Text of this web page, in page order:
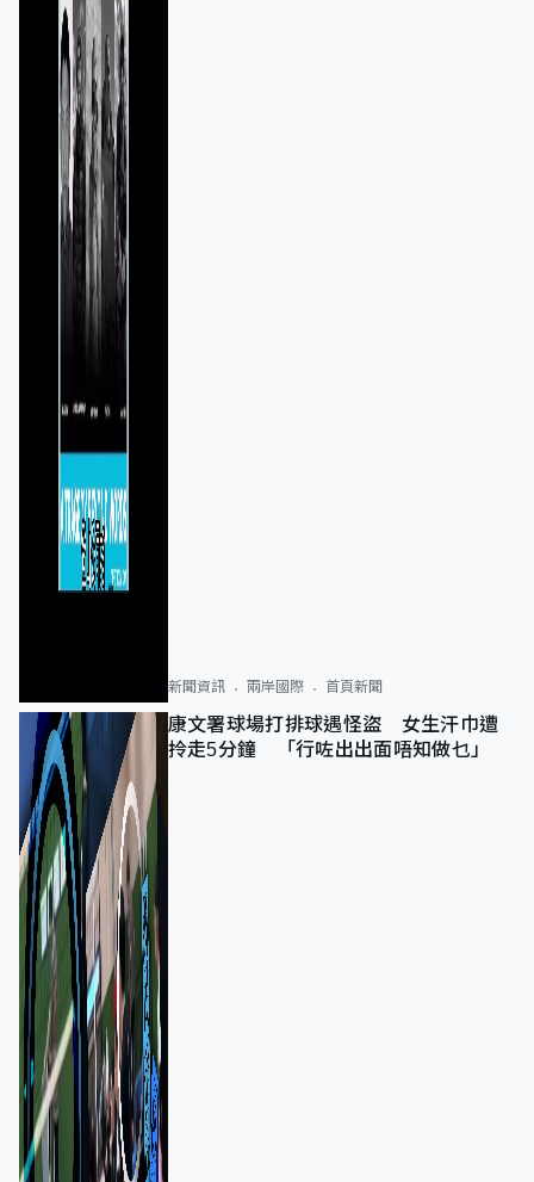
新聞資訊 兩岸國際 首頁新聞
康文署球場打排球遇怪盜 女生汗巾遭
拎走5分鐘 「行咗出出面唔知做乜」